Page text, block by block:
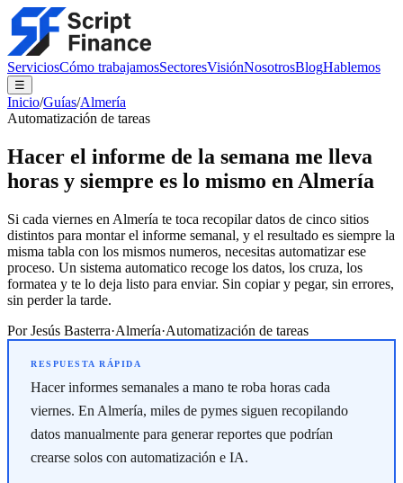
ServiciosCómo trabajamosSectoresVisiónNosotrosBlogHablemos
☰
Inicio/Guías/Almería
Automatización de tareas
Hacer el informe de la semana me lleva
horas y siempre es lo mismo en Almería
Si cada viernes en Almería te toca recopilar datos de cinco sitios
distintos para montar el informe semanal, y el resultado es siempre la
misma tabla con los mismos numeros, necesitas automatizar ese
proceso. Un sistema automatico recoge los datos, los cruza, los
formatea y te lo deja listo para enviar. Sin copiar y pegar, sin errores,
sin perder la tarde.
PorJesús Basterra·Almería·Automatización de tareas
Hacer informes semanales a mano te roba horas cada
viernes. En Almería, miles de pymes siguen recopilando
datos manualmente para generar reportes que podrían
crearse solos con automatización e IA.